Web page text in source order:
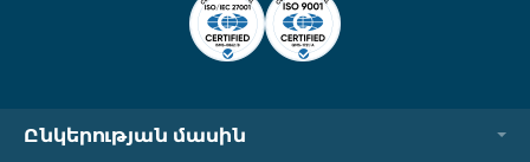
Ընկերության մասին